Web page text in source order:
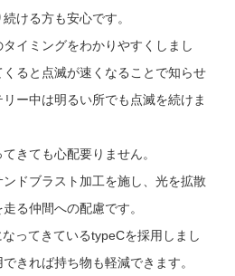
ける方も安心です。
イミングをわかりやすくしまし
ると点滅が速くなることで知らせ
ー中は明るい所でも点滅を続けま
きても心配要りません。
ドブラスト加工を施し、光を拡散
る仲間への配慮です。
ってきているtypeCを採用しまし
きれば持ち物も軽減できます。